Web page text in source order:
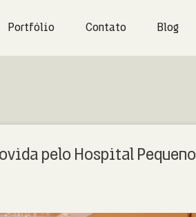
Portfólio Contato Blog
pelo Hospital Pequeno